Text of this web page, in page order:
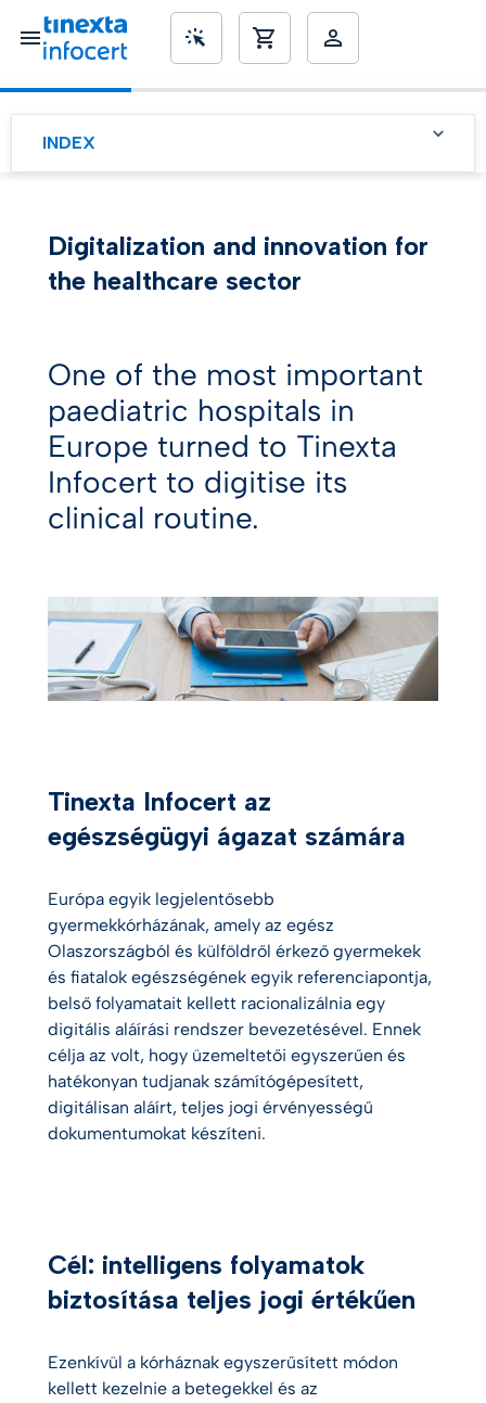
INDEX
Cél: intelligens
folyamatok biztosítása
teljes jogi értékűen
segítségével
Digitalization and innovation for
the healthcare sector
One of the most important
paediatric hospitals in
Europe turned to Tinexta
Infocert to digitise its
clinical routine.
Tinexta Infocert az
egészségügyi ágazat számára
Európa egyik legjelentősebb
gyermekkórházának, amely az egész
Olaszországból és külföldről érkező gyermekek
és fiatalok egészségének egyik referenciapontja,
belső folyamatait kellett racionalizálnia egy
digitális aláírási rendszer bevezetésével. Ennek
célja az volt, hogy üzemeltetői egyszerűen és
hatékonyan tudjanak számítógépesített,
digitálisan aláírt, teljes jogi érvényességű
dokumentumokat készíteni.
Cél: intelligens folyamatok
biztosítása teljes jogi értékűen
Ezenkívül a kórháznak egyszerűsített módon
kellett kezelnie a betegekkel és az